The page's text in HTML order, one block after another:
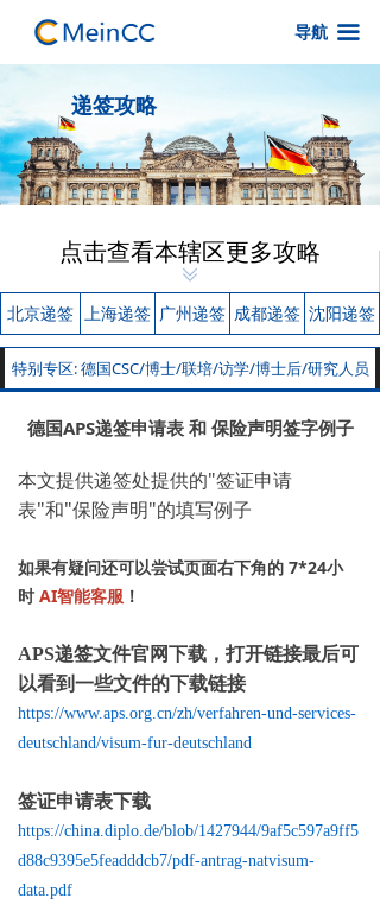
끀
首页
常见问题
递签攻略
联系我们
导航
本文提供递签处提供的"签证申请
表"和"保险声明"的填写例子
如果有疑问还可以尝试页面右下角的 7*24小
时 AI智能客服 ！
APS递签文件官网下载，打开链接最后可
以看到一些文件的下载链接
https://www.aps.org.cn/zh/verfahren-und-services-
deutschland/visum-fur-deutschland
签证申请表下载
https://china.diplo.de/blob/1427944/9af5c597a9ff5
d88c9395e5feadddcb7/pdf-antrag-natvisum-
data.pdf
德国APS递签申请表 和 保险声明签字例子
递签攻略
点击查看本辖区更多攻略
北京递签 上海递签 广州递签 成都递签 沈阳递签
ꅂ
特别专区: 德国CSC/博士/联培/访学/博士后/研究人员